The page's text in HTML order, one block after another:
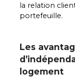
la relation
portefeuille.
Les
logement